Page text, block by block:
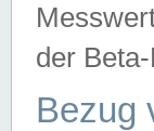
der
Bezug